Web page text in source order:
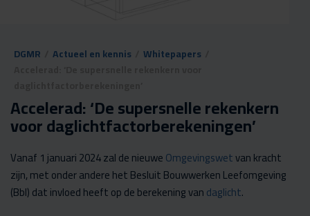
DGMR Actueel en kennis Whitepapers
Accelerad: ‘De supersnelle rekenkern
voor daglichtfactorberekeningen’
Vanaf 1 januari 2024 zal de nieuweOmgevingswetvan kracht
zijn, met onder andere het Besluit Bouwwerken Leefomgeving
(Bbl) dat invloed heeft op de berekening vandaglicht.